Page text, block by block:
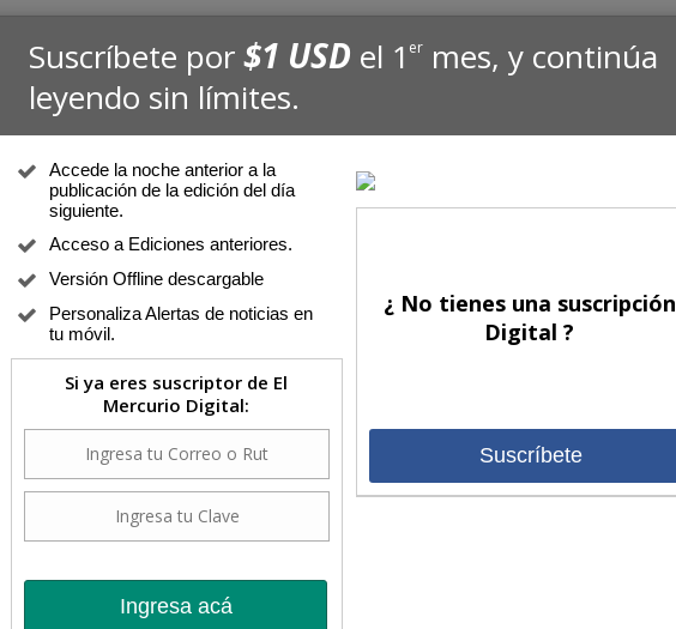
Suscríbete por$1 USD el 1er mes, y continúa
leyendo sin límites.
Accede la noche anterior a la
publicación de la edición del día
siguiente.
Acceso a Ediciones anteriores.
Versión Offline descargable
Personaliza Alertas de noticias en
tu móvil.
Si ya eres suscriptor de El
Mercurio Digital:
Ingresa acá
¿ No tienes una suscripción
Digital ?
Suscríbete